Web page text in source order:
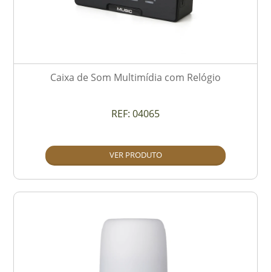
Caixa de Som Multimídia com Relógio
REF: 04065
VER PRODUTO